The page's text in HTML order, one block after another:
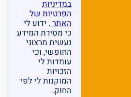
במדיניות
הפרטיות של
האתר. ידוע לי
כי מסירת המידע
נעשית מרצוני
החופשי, וכי
עומדות לי
הזכויות
המוקנות לי לפי
החוק.